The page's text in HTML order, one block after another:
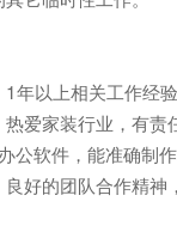
年以上相关工作经验
爱家装行业，有责
公软件，能准确制作
好的团队合作精神